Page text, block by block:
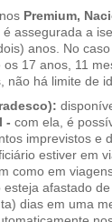
Premium,
assegurada a
anos. No
17 anos, 11
não há limite de
- com ela, é
imprevistos e
estiver em
como em
afastado
dias em uma